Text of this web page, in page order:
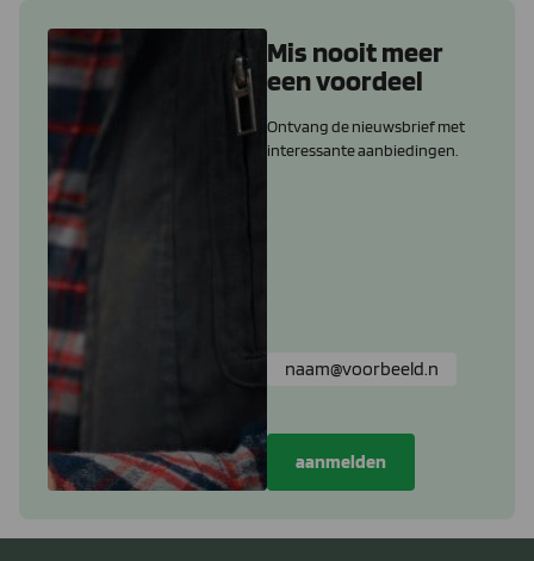
Mis nooit meer
een voordeel
Ontvang de nieuwsbrief met
interessante aanbiedingen.